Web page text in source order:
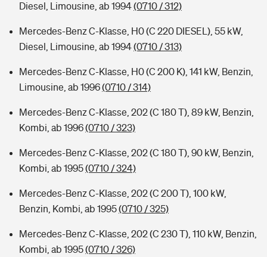
Diesel, Limousine, ab 1994(0710 / 312)
Mercedes-Benz C-Klasse, H0 (C 220 DIESEL), 55 kW,
Diesel, Limousine, ab 1994(0710 / 313)
Mercedes-Benz C-Klasse, H0 (C 200 K), 141 kW, Benzin,
Limousine, ab 1996(0710 / 314)
Mercedes-Benz C-Klasse, 202 (C 180 T), 89 kW, Benzin,
Kombi, ab 1996(0710 / 323)
Mercedes-Benz C-Klasse, 202 (C 180 T), 90 kW, Benzin,
Kombi, ab 1995(0710 / 324)
Mercedes-Benz C-Klasse, 202 (C 200 T), 100 kW,
Benzin, Kombi, ab 1995(0710 / 325)
Mercedes-Benz C-Klasse, 202 (C 230 T), 110 kW, Benzin,
Kombi, ab 1995(0710 / 326)